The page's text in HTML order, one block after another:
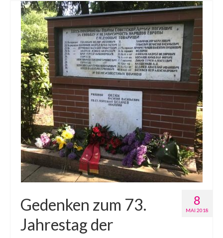
8
MAI 2018
Gedenken zum 73.
Jahrestag der